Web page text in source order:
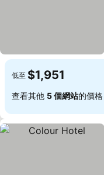
低至 $1,951
查看其他 5 個網站的價格